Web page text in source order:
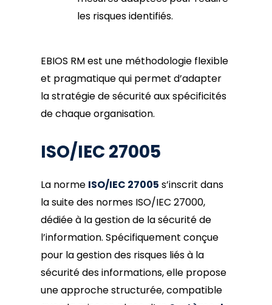
les risques identifiés.
EBIOS RM est une méthodologie flexible
et pragmatique qui permet d’adapter
la stratégie de sécurité aux spécificités
de chaque organisation.
ISO/IEC 27005
La norme ISO/IEC 27005 s’inscrit dans
la suite des normes ISO/IEC 27000,
dédiée à la gestion de la sécurité de
l’information. Spécifiquement conçue
pour la gestion des risques liés à la
sécurité des informations, elle propose
une approche structurée, compatible